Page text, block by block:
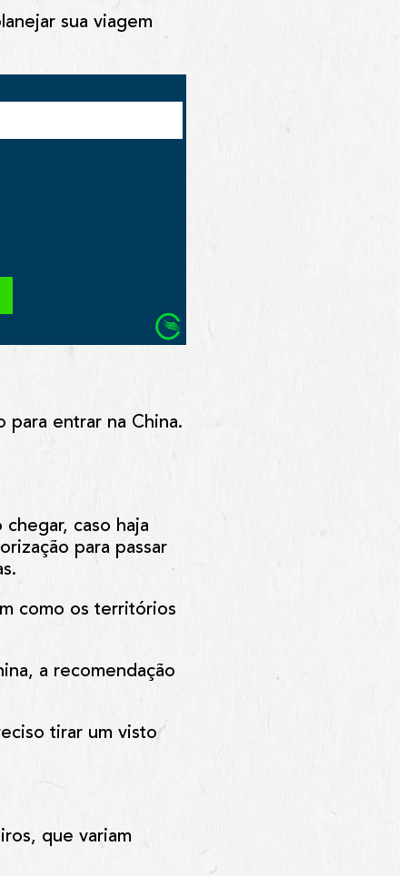
sua viagem
para entrar na China.
caso haja
para passar
como os territórios
a recomendação
tirar um visto
que variam